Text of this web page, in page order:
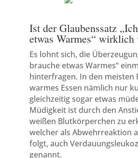
Ist der Glaubenssatz
etwas Warmes“ wirklich
Es lohnt sich, die
brauche etwas Warmes“
hinterfragen. In den meisten
warmes Essen nämlich nur
gleichzeitig sogar etwas
Müdigkeit ist durch den
weißen Blutkörperchen zu
welcher als Abwehrreaktion
folgt, auch
genannt.